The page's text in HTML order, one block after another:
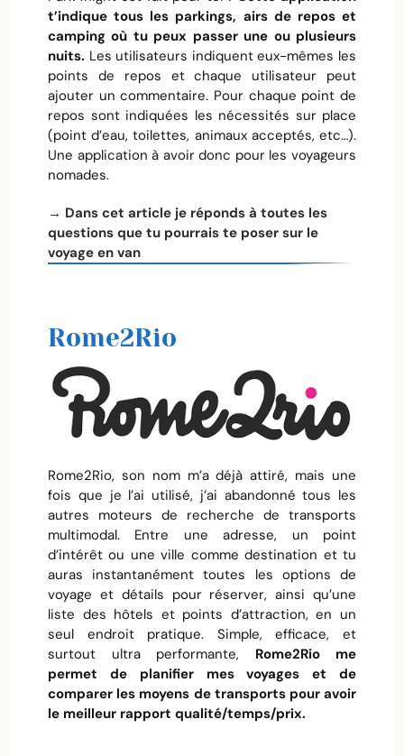
t’indique tous les parkings, airs de repos et
camping où tu peux passer une ou plusieurs
nuits. Les utilisateurs indiquent eux-mêmes les
points de repos et chaque utilisateur peut
ajouter un commentaire. Pour chaque point de
repos sont indiquées les nécessités sur place
(point d’eau, toilettes, animaux acceptés, etc…).
Une application à avoir donc pour les voyageurs
nomades.
→ Dans cet article je réponds à toutes les
questions que tu pourrais te poser sur le
voyage en van
Rome2Rio
Rome2Rio, son nom m’a déjà attiré, mais une
fois que je l’ai utilisé, j’ai abandonné tous les
autres moteurs de recherche de transports
multimodal. Entre une adresse, un point
d’intérêt ou une ville comme destination et tu
auras instantanément toutes les options de
voyage et détails pour réserver, ainsi qu’une
liste des hôtels et points d’attraction, en un
seul endroit pratique. Simple, efficace, et
surtout ultra performante, Rome2Rio me
permet de planifier mes voyages et de
comparer les moyens de transports pour avoir
le meilleur rapport qualité/temps/prix.